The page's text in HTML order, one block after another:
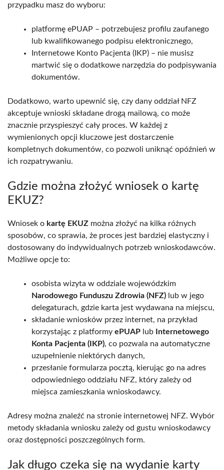
przypadku masz do wyboru:
platformę ePUAP – potrzebujesz profilu zaufanego
lub kwalifikowanego podpisu elektronicznego,
Internetowe Konto Pacjenta (IKP) – nie musisz
martwić się o dodatkowe narzędzia do podpisywania
dokumentów.
Dodatkowo, warto upewnić się, czy dany oddział NFZ
akceptuje wnioski składane drogą mailową, co może
znacznie przyspieszyć cały proces. W każdej z
wymienionych opcji kluczowe jest dostarczenie
kompletnych dokumentów, co pozwoli uniknąć opóźnień w
ich rozpatrywaniu.
Gdzie można złożyć wniosek o kartę
EKUZ?
Wniosek o kartę EKUZ można złożyć na kilka różnych
sposobów, co sprawia, że proces jest bardziej elastyczny i
dostosowany do indywidualnych potrzeb wnioskodawców.
Możliwe opcje to:
osobista wizyta w oddziale wojewódzkim
Narodowego Funduszu Zdrowia (NFZ) lub w jego
delegaturach, gdzie karta jest wydawana na miejscu,
składanie wniosków przez internet, na przykład
korzystając z platformy ePUAP lub
Internetowego
Konta Pacjenta (IKP), co pozwala na automatyczne
uzupełnienie niektórych danych,
przesłanie formularza pocztą, kierując go na adres
odpowiedniego oddziału NFZ, który zależy od
miejsca zamieszkania wnioskodawcy.
Adresy można znaleźć na stronie internetowej NFZ. Wybór
metody składania wniosku zależy od gustu wnioskodawcy
oraz dostępności poszczególnych form.
Jak długo czeka się na wydanie karty